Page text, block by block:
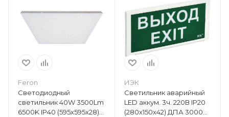
Feron
Светодиодный
светильник 40W 3500Lm
6500K IP40 (595х595х28)
ИЭК
Светильник аварийный
LED аккум. 3ч. 220В IP20
(280х150х42) ДПА 3000